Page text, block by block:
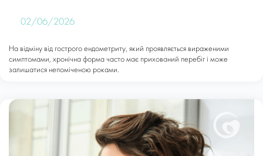
02/06/2026
На відміну від гострого ендометриту, який проявляється вираженими
симптомами, хронічна форма часто має прихований перебіг і може
залишатися непоміченою роками.